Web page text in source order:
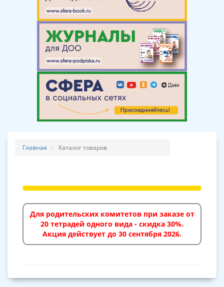
Главная Каталог товаров
Для родительских комитетов при заказе от
20 тетрадей одного вида - скидка 30%.
Акция действует до 30 сентября 2026.